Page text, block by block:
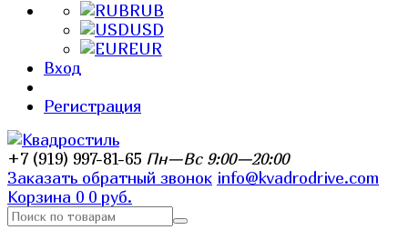
RUB
USD
EUR
Вход
Регистрация
+7 (919) 997-81-65 Пн—Вс 9:00—20:00
Заказать обратный звонок info@kvadrodrive.com
Корзина 0 0 руб.